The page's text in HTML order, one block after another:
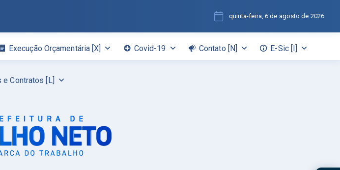
Execução Orçamentária [X] Covid-19 Contato [N] E-Sic [I]
e Contratos [L]
quinta-feira, 6 de agosto de 2026